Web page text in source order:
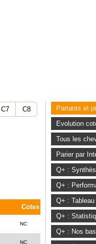
C7 C8
Cotes
NC
NC
Partants et
Evolution
Tous les
Parier par
Q+ :
Q+ :
Q+ :
Q+ :
Q+ : Nos